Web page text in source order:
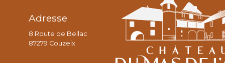
Adresse
8 Route de Bellac
87279 Couzeix